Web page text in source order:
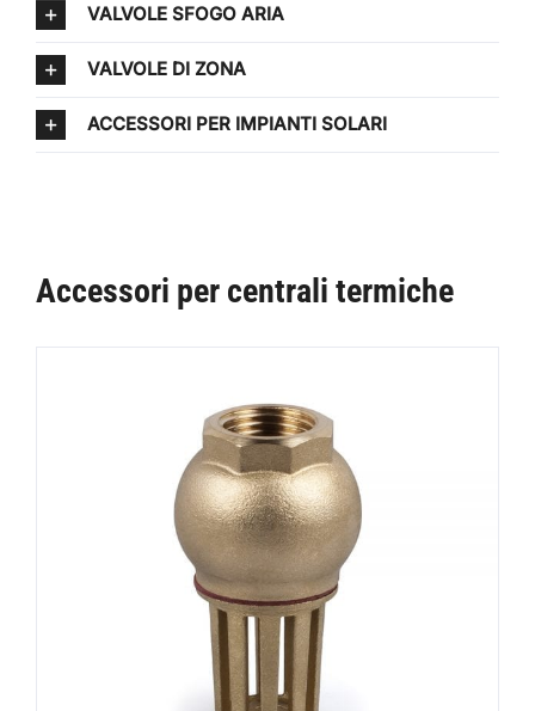
Accessori per centrali termiche
VALVOLE SFOGO ARIA
VALVOLE DI ZONA
ACCESSORI PER IMPIANTI SOLARI